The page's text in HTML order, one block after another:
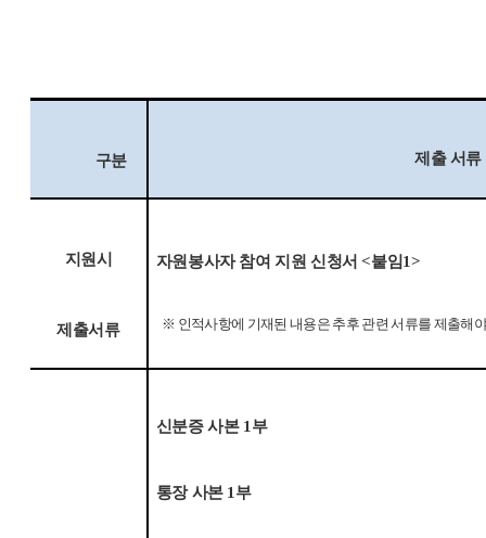
구분 제출 서류
지원시
제출서류
자원봉사자 참여 지원 신청서<붙임1>
※ 인적사항에 기재된 내용은 추후 관련 서류를 제출해
신분증 사본 1 부
통장 사본 1부